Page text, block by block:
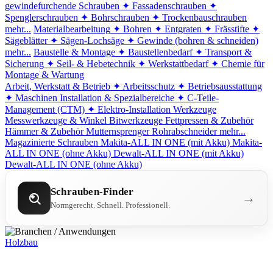
gewindefurchende Schrauben ✦ Fassadenschrauben ✦
Spenglerschrauben ✦ Bohrschrauben ✦ Trockenbauschrauben
mehr... Materialbearbeitung ✦ Bohren ✦ Entgraten ✦ Frässtifte ✦
Sägeblätter ✦ Sägen-Lochsäge ✦ Gewinde (bohren & schneiden)
mehr... Baustelle & Montage ✦ Baustellenbedarf ✦ Transport &
Sicherung ✦ Seil- & Hebetechnik ✦ Werkstattbedarf ✦ Chemie für
Montage & Wartung
Arbeit, Werkstatt & Betrieb ✦ Arbeitsschutz ✦ Betriebsausstattung
✦ Maschinen Installation & Spezialbereiche ✦ C-Teile-
Management (CTM) ✦ Elektro-Installation Werkzeuge
Messwerkzeuge & Winkel Bitwerkzeuge Fettpressen & Zubehör
Hämmer & Zubehör Mutternsprenger Rohrabschneider mehr...
Magazinierte Schrauben Makita-ALL IN ONE (mit Akku) Makita-
ALL IN ONE (ohne Akku) Dewalt-ALL IN ONE (mit Akku)
Dewalt-ALL IN ONE (ohne Akku)
Schrauben-Finder
Normgerecht. Schnell. Professionell. →
Holzbau